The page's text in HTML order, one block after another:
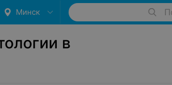
Минск
в